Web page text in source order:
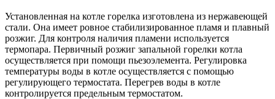
Установленная на котле горелка изготовлена из нержавеющей
стали. Она имеет ровное стабилизированное пламя и плавный
розжиг. Для контроля наличия пламени используется
термопара. Первичный розжиг запальной горелки котла
осуществляется при помощи пьезоэлемента. Регулировка
температуры воды в котле осуществляется с помощью
регулирующего термостата. Перегрев воды в котле
контролируется предельным термостатом.